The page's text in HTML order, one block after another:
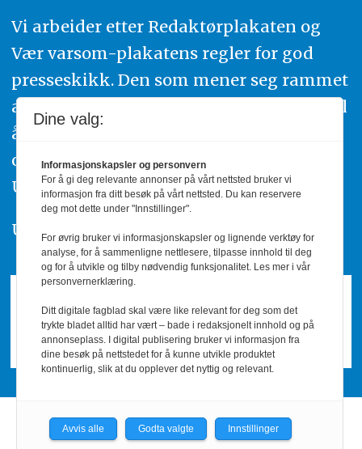
Vi arbeider etter Redaktørplakaten og
Vær varsom-plakatens regler for god
presseskikk. Den som mener seg rammet
av urettmessig publisering, oppfordres til
å ta kontakt med redaksjonen. Du kan
også klage inn saker til Pressens Faglige
Utvalg,www.pfu.no.
Utgiver: PBL
Powered by Labrador CMS
Dine valg:
Informasjonskapsler og personvern
For å gi deg relevante annonser på vårt nettsted bruker vi
informasjon fra ditt besøk på vårt nettsted. Du kan reservere
deg mot dette under "Innstillinger".
For øvrig bruker vi informasjonskapsler og lignende verktøy for
analyse, for å sammenligne nettlesere, tilpasse innhold til deg
og for å utvikle og tilby nødvendig funksjonalitet. Les mer i vår
personvernerklæring.
Ditt digitale fagblad skal være like relevant for deg som det
trykte bladet alltid har vært – bade i redaksjonelt innhold og på
annonseplass. I digital publisering bruker vi informasjon fra
dine besøk på nettstedet for å kunne utvikle produktet
kontinuerlig, slik at du opplever det nyttig og relevant.
Avvis alle Godta valgte Innstillinger